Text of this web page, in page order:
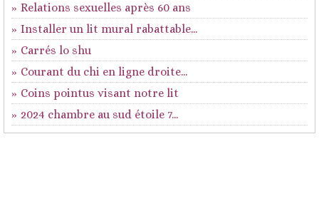
Relations sexuelles après 60 ans
Installer un lit mural rabattable...
Carrés lo shu
Courant du chi en ligne droite...
Coins pointus visant notre lit
2024 chambre au sud étoile 7...